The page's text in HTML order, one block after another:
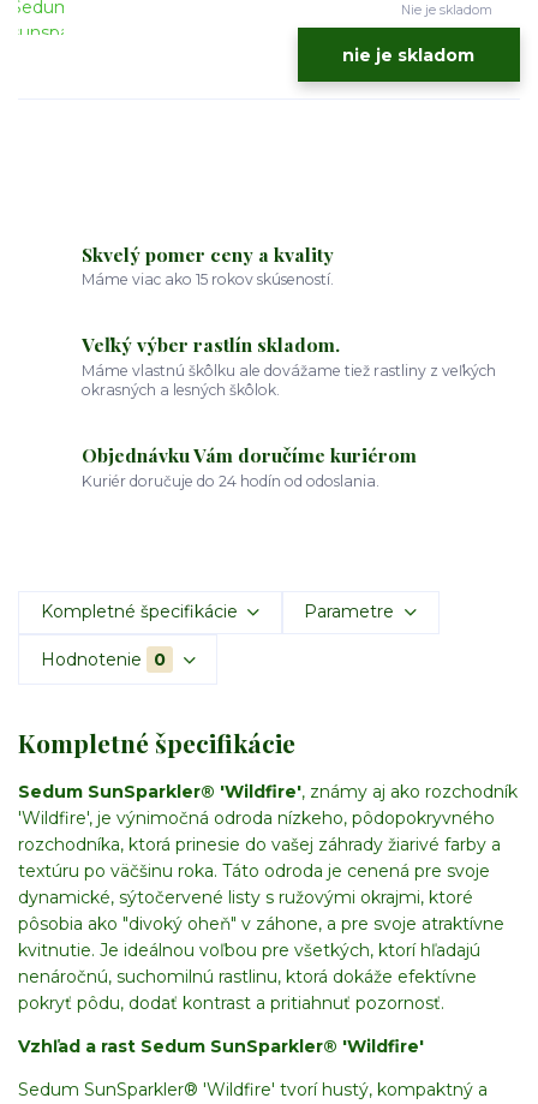
Nie je skladom
nie je skladom
Skvelý pomer ceny a kvality
Máme viac ako 15 rokov skúseností.
Veľký výber rastlín skladom.
Máme vlastnú škôlku ale dovážame tiež rastliny z veľkých
okrasných a lesných škôlok.
Objednávku Vám doručíme kuriérom
Kuriér doručuje do 24 hodín od odoslania.
Kompletné špecifikácie Parametre
Hodnotenie 0
Kompletné špecifikácie
Sedum SunSparkler® 'Wildfire', známy aj ako rozchodník
'Wildfire', je výnimočná odroda nízkeho, pôdopokryvného
rozchodníka, ktorá prinesie do vašej záhrady žiarivé farby a
textúru po väčšinu roka. Táto odroda je cenená pre svoje
dynamické, sýtočervené listy s ružovými okrajmi, ktoré
pôsobia ako "divoký oheň" v záhone, a pre svoje atraktívne
kvitnutie. Je ideálnou voľbou pre všetkých, ktorí hľadajú
nenáročnú, suchomilnú rastlinu, ktorá dokáže efektívne
pokryť pôdu, dodať kontrast a pritiahnuť pozornosť.
Vzhľad a rast Sedum SunSparkler® 'Wildfire'
Sedum SunSparkler® 'Wildfire' tvorí hustý, kompaktný a